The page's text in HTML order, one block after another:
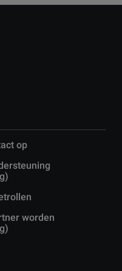
op
worden